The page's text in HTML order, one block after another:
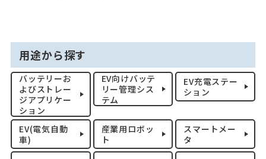
用途から探す
バッテリーお
よびストレー
ジアプリケー
ション
EV向けバッテ
リー管理シス
テム
EV充電ステー
ション
EV(電気自動
車)
産業用ロボッ
ト
スマートメー
タ